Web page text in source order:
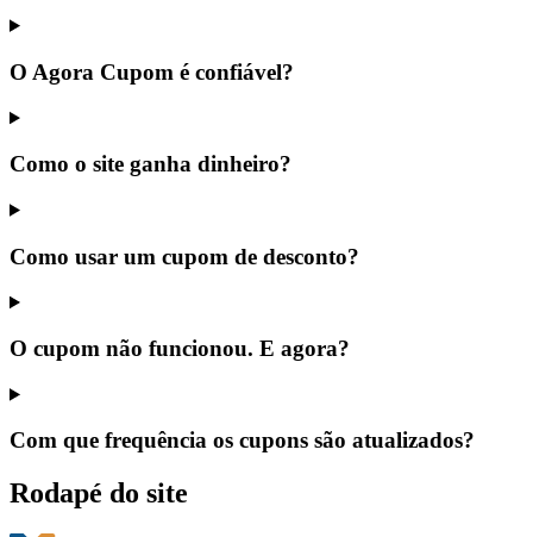
O Agora Cupom é confiável?
Como o site ganha dinheiro?
Como usar um cupom de desconto?
O cupom não funcionou. E agora?
Com que frequência os cupons são atualizados?
Rodapé do site